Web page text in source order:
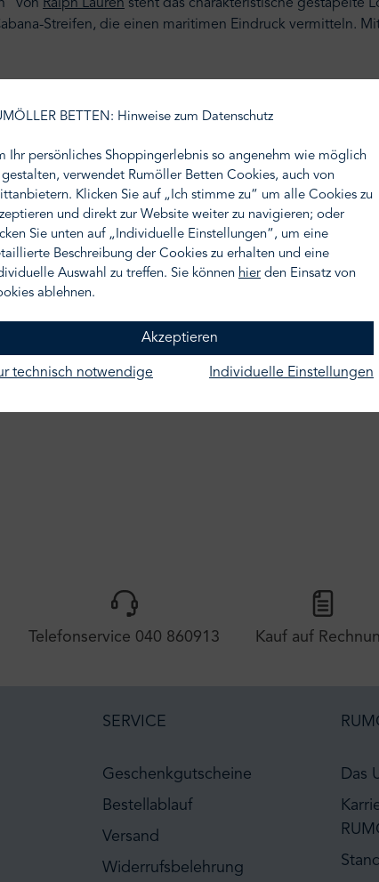
von Ralph Lauren steht das charakteristische gestapelte
Streifen, die einen maritimen Eindruck vermitteln.
für den Wohn- und Schlafbereich, sowie das Bad.
das mit schnell vergänglicher Mode nichts zu
Sie gern Kontakt zu uns auf unter der
Telefonservice 040 860913 Kauf auf
SERVICE
Geschenkgutscheine
Bestellablauf
Versand
Widerrufsbelehrung
Das
BETTEN: Hinweise zum Datenschutz
Ihr persönliches Shoppingerlebnis so angenehm wie möglich
gestalten, verwendet Rumöller Betten Cookies, auch von
Klicken Sie auf „Ich stimme zu“ um alle Cookies zu
und direkt zur Website weiter zu navigieren; oder
Sie unten auf „Individuelle Einstellungen“, um eine
Beschreibung der Cookies zu erhalten und eine
Auswahl zu treffen. Sie können hier den Einsatz von
ablehnen.
Akzeptieren
technisch notwendige Individuelle Einstellungen